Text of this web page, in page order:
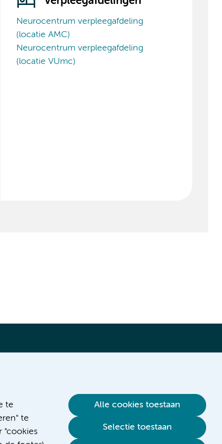
Neurocentrum verpleegafdeling
(locatie AMC)
Neurocentrum verpleegafdeling
(locatie VUmc)
te
te
"cookies
Alle cookies toestaan
Selectie toestaan